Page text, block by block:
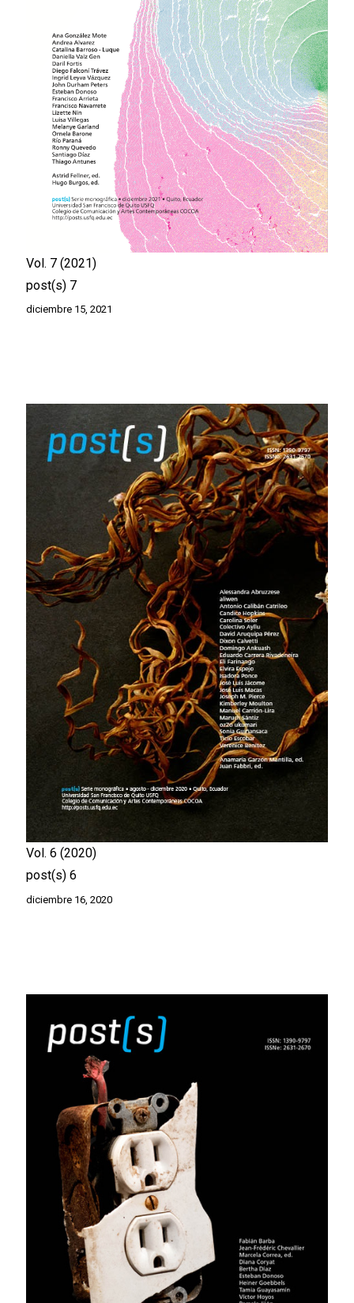
Vol. 7 2021
post(s) 7
diciembre 15, 2021
Vol. 6 2020
post(s) 6
diciembre 16, 2020